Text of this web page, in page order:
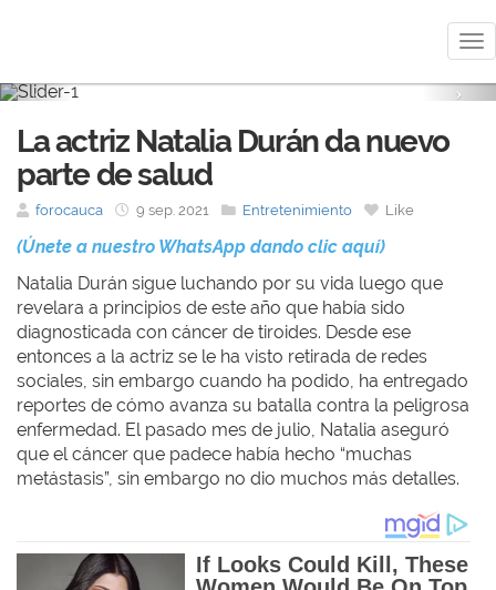
Previous
La actriz Natalia Durán da nuevo
parte de salud
forocauca 9 sep. 2021 Entretenimiento Like
(Únete a nuestro WhatsApp dando clic aquí)
Natalia Durán sigue luchando por su vida luego que
revelara a principios de este año que había sido
diagnosticada con cáncer de tiroides. Desde ese
entonces a la actriz se le ha visto retirada de redes
sociales, sin embargo cuando ha podido, ha entregado
reportes de cómo avanza su batalla contra la peligrosa
enfermedad. El pasado mes de julio, Natalia aseguró
que el cáncer que padece había hecho “muchas
metástasis”, sin embargo no dio muchos más detalles.